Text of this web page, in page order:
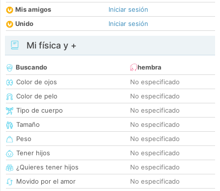
Mis amigos
Iniciar sesión
Unido
Iniciar sesión
Mi física y +
Buscando
hembra
Color de ojos
No especificado
Color de pelo
No especificado
Tipo de cuerpo
No especificado
Tamaño
No especificado
Peso
No especificado
Tener hijos
No especificado
¿Quieres tener hijos
No especificado
Movido por el amor
No especificado